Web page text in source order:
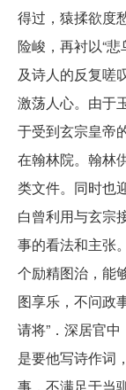
得过，猿揉欲度
险峻，再衬以“
及诗人的反复嗟
激荡人心。由于
于受到玄宗皇帝
在翰林院。翰林
类文件。同时也
白曾利用与玄宗
事的看法和主张
个励精图治，能
图享乐，不问政
请将”．深居官
是要他写诗作词
事，不满足于当